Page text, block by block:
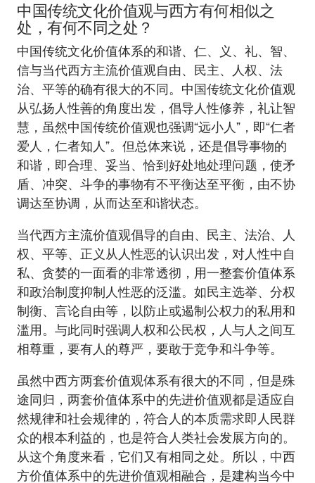
中国传统文化价值观与西方有何相似之
处，有何不同之处？
中国传统文化价值体系的和谐、仁、义、礼、智、
信与当代西方主流价值观自由、民主、人权、法
治、平等的确有很大的不同。中国传统文化价值观
从弘扬人性善的角度出发，倡导人性修养，礼让智
慧，虽然中国传统价值观也强调“远小人”，即“仁者
爱人，仁者知人”。但总体来说，还是倡导事物的
和谐，即合理、妥当、恰到好处地处理问题，使矛
盾、冲突、斗争的事物有不平衡达至平衡，由不协
调达至协调，从而达至和谐状态。
当代西方主流价值观倡导的自由、民主、法治、人
权、平等、正义从人性恶的认识出发，对人性中自
私、贪婪的一面看的非常透彻，用一整套价值体系
和政治制度抑制人性恶的泛滥。如民主选举、分权
制衡、言论自由等，以防止或遏制公权力的私用和
滥用。与此同时强调人权和公民权，人与人之间互
相尊重，要有人的尊严，要敢于竞争和斗争等。
虽然中西方两套价值观体系有很大的不同，但是殊
途同归，两套价值体系中的先进价值观都是适应自
然规律和社会规律的，符合人的本质需求即人民群
众的根本利益的，也是符合人类社会发展方向的。
从这个角度来看，它们又有相同之处。所以，中西
方价值体系中的先进价值观相融合，是建构当今中